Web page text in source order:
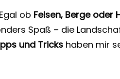
ob Felsen, Berge oder
Spaß – die
und Tricks haben mir